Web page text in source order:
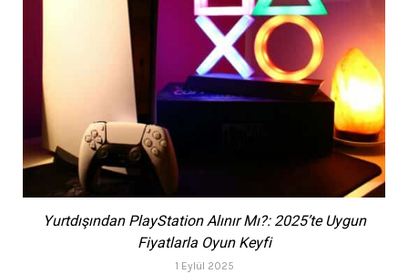
Yurtdışından PlayStation Alınır Mı?: 2025’te Uygun
Fiyatlarla Oyun Keyfi
1 Eylül 2025